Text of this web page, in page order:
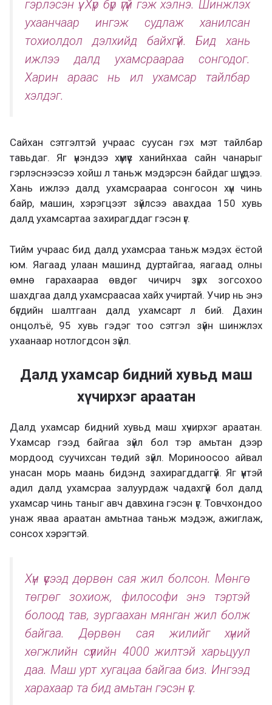
гэрлэсэн үү. Хүр бүр үгүй гэж хэлнэ. Шинжлэх
ухаанчаар ингэж судлаж ханилсан
тохиолдол дэлхийд байхгүй. Бид хань
ижлээ далд ухамсраараа сонгодог.
Харин араас нь ил ухамсар тайлбар
хэлдэг.
Сайхан сэтгэлтэй учраас суусан гэх мэт тайлбар
тавьдаг. Яг үнэндээ хүмүүс ханийнхаа сайн чанарыг
гэрлэснээсээ хойш л таньж мэдэрсэн байдаг шүү дээ.
Хань ижлээ далд ухамсраараа сонгосон хүн чинь
байр, машин, хэрэгцээт зүйлсээ авахдаа 150 хувь
далд ухамсартаа захирагддаг гэсэн үг.
Тийм учраас бид далд ухамсраа таньж мэдэх ёстой
юм. Яагаад улаан машинд дуртайгаа, яагаад олны
өмнө гарахаараа өвдөг чичирч зүрх зогсохоо
шахдгаа далд ухамсраасаа хайх учиртай. Учир нь энэ
бүгдийн шалтгаан далд ухамсарт л бий. Дахин
онцолъё, 95 хувь гэдэг тоо сэтгэл зүйн шинжлэх
ухаанаар нотлогдсон зүйл.
Далд ухамсар бидний хувьд маш
хүчирхэг араатан
Далд ухамсар бидний хувьд маш хүчирхэг араатан.
Ухамсар гээд байгаа зүйл бол тэр амьтан дээр
мордоод суучихсан төдий зүйл. Мориноосоо айвал
унасан морь маань бидэнд захирагддаггүй. Яг үүнтэй
адил далд ухамсраа залуурдаж чадахгүй бол далд
ухамсар чинь таныг авч давхина гэсэн үг. Товчхондоо
унаж яваа араатан амьтнаа таньж мэдэж, ажиглаж,
сонсох хэрэгтэй.
Хүн үүсээд дөрвөн сая жил болсон. Мөнгө
төгрөг зохиож, философи энэ тэртэй
болоод тав, зургаахан мянган жил болж
байгаа. Дөрвөн сая жилийг хүний
хөгжлийн сүүлийн 4000 жилтэй харьцуул
даа. Маш урт хугацаа байгаа биз. Ингээд
харахаар та бид амьтан гэсэн үг.